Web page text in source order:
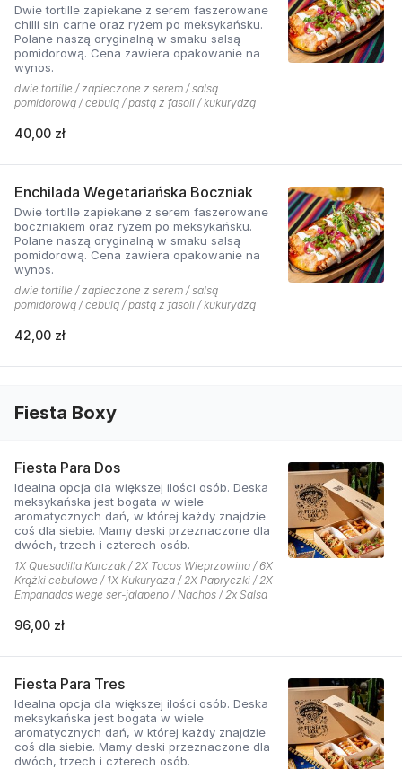
Dwie tortille zapiekane z serem faszerowane
chilli sin carne oraz ryżem po meksykańsku.
Polane naszą oryginalną w smaku salsą
pomidorową. Cena zawiera opakowanie na
wynos.
dwie tortille / zapieczone z serem / salsą
pomidorową / cebulą / pastą z fasoli / kukurydzą
40,00 zł
Enchilada Wegetariańska Boczniak
Dwie tortille zapiekane z serem faszerowane
boczniakiem oraz ryżem po meksykańsku.
Polane naszą oryginalną w smaku salsą
pomidorową. Cena zawiera opakowanie na
wynos.
dwie tortille / zapieczone z serem / salsą
pomidorową / cebulą / pastą z fasoli / kukurydzą
42,00 zł
Fiesta Boxy
Fiesta Para Dos
Idealna opcja dla większej ilości osób. Deska
meksykańska jest bogata w wiele
aromatycznych dań, w której każdy znajdzie
coś dla siebie. Mamy deski przeznaczone dla
dwóch, trzech i czterech osób.
1X Quesadilla Kurczak / 2X Tacos Wieprzowina / 6X
Krążki cebulowe / 1X Kukurydza / 2X Papryczki / 2X
Empanadas wege ser-jalapeno / Nachos / 2x Salsa
96,00 zł
Fiesta Para Tres
Idealna opcja dla większej ilości osób. Deska
meksykańska jest bogata w wiele
aromatycznych dań, w której każdy znajdzie
coś dla siebie. Mamy deski przeznaczone dla
dwóch, trzech i czterech osób.